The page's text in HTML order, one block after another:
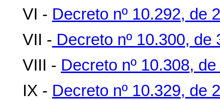
VI - Decreto nº 10.292, de
VII - Decreto nº 10.300,
VIII - Decreto nº 10.308,
IX - Decreto nº 10.329, de